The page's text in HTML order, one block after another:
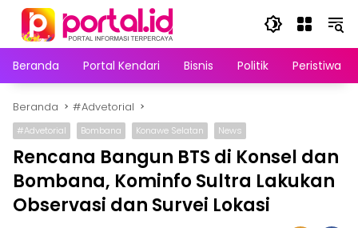
Langsung
konten
Beranda
Portal Kendari Bisnis Politik Peristiwa
Beranda #Advetorial
#Advetorial Bombana Konawe Selatan News
Rencana Bangun BTS di Konsel dan
Bombana, Kominfo Sultra Lakukan
Observasi dan Survei Lokasi